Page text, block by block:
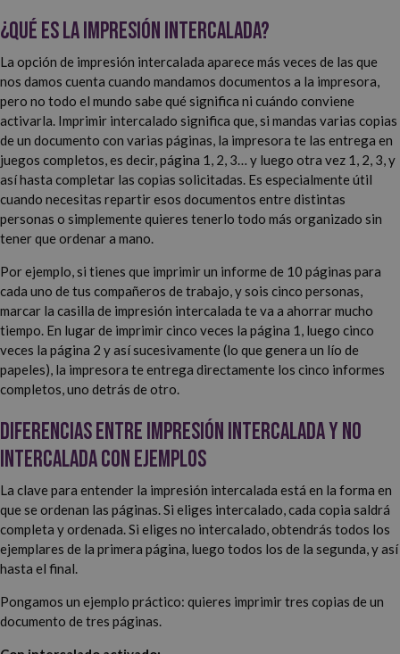
¿Qué es la impresión intercalada?
La opción de impresión intercalada aparece más veces de las que
nos damos cuenta cuando mandamos documentos a la impresora,
pero no todo el mundo sabe qué significa ni cuándo conviene
activarla. Imprimir intercalado significa que, si mandas varias copias
de un documento con varias páginas, la impresora te las entrega en
juegos completos, es decir, página 1, 2, 3… y luego otra vez 1, 2, 3, y
así hasta completar las copias solicitadas. Es especialmente útil
cuando necesitas repartir esos documentos entre distintas
personas o simplemente quieres tenerlo todo más organizado sin
tener que ordenar a mano.
Por ejemplo, si tienes que imprimir un informe de 10 páginas para
cada uno de tus compañeros de trabajo, y sois cinco personas,
marcar la casilla de impresión intercalada te va a ahorrar mucho
tiempo. En lugar de imprimir cinco veces la página 1, luego cinco
veces la página 2 y así sucesivamente (lo que genera un lío de
papeles), la impresora te entrega directamente los cinco informes
completos, uno detrás de otro.
Diferencias entre impresión intercalada y no
intercalada con ejemplos
La clave para entender la impresión intercalada está en la forma en
que se ordenan las páginas. Si eliges intercalado, cada copia saldrá
completa y ordenada. Si eliges no intercalado, obtendrás todos los
ejemplares de la primera página, luego todos los de la segunda, y así
hasta el final.
Pongamos un ejemplo práctico: quieres imprimir tres copias de un
documento de tres páginas.